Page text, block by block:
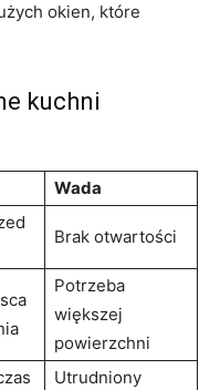
okien, które
kuchni
Wada
Brak otwartości
Potrzeba
większej
powierzchni
Utrudniony